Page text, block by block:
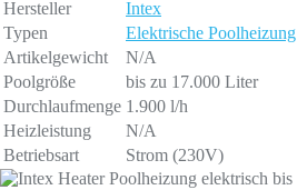
Hersteller
Intex
Typen
Elektrische Poolheizung
Artikelgewicht
N/A
Poolgrö­ße
bis zu 17.000 Liter
Durchlaufmenge 1.900 l/h
Heizleistung
N/A
Betriebsart
Strom (230V)